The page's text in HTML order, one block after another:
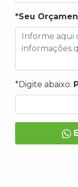
*Seu
*Digite abaixo: